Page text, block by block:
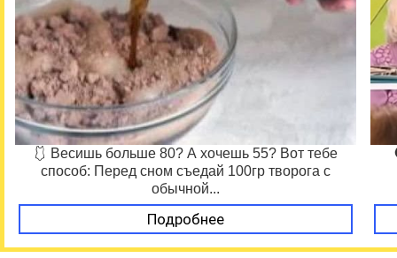
🩱 Весишь больше 80? А хочешь 55? Вот тебе
способ: Перед сном съедай 100гр творога с
обычной...
Подробнее